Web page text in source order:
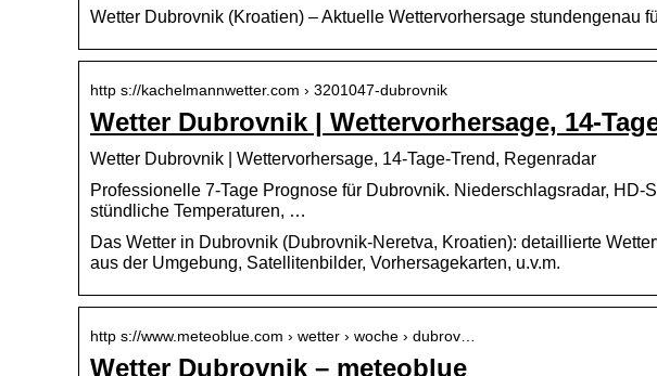
Wetter Dubrovnik (Kroatien) – Aktuelle Wettervorhersage stundengenau
http s://kachelmannwetter.com › 3201047-dubrovnik
Wetter Dubrovnik | Wettervorhersage, 14-
Wetter Dubrovnik | Wettervorhersage, 14-Tage-Trend, Regenradar
Professionelle 7-Tage Prognose für Dubrovnik. Niederschlagsradar,
stündliche Temperaturen, …
Das Wetter in Dubrovnik (Dubrovnik-Neretva, Kroatien): detaillierte
aus der Umgebung, Satellitenbilder, Vorhersagekarten, u.v.m.
http s://www.meteoblue.com › wetter › woche › dubrov…
Wetter Dubrovnik – meteoblue